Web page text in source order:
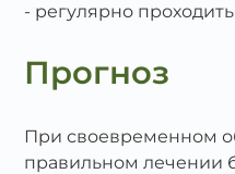
регулярно
Прогноз
При своевременном
правильном лечении